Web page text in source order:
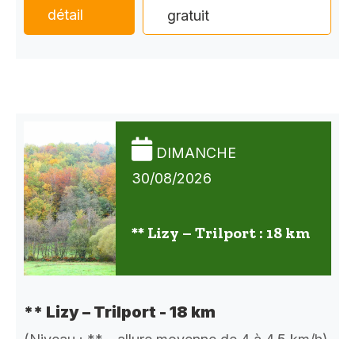
détail
gratuit
DIMANCHE
30/08/2026
** Lizy – Trilport : 18 km
** Lizy – Trilport - 18 km